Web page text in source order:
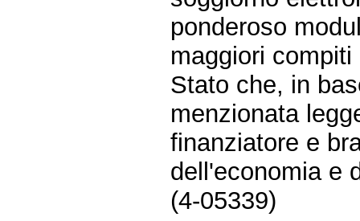
ponderoso
maggiori
Stato che, in
menzionata
finanziatore e
dell'economia e
(4-05339)